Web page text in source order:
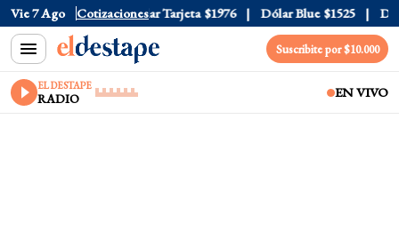
Vie 7 Ago Cotizaciones
Oficial $1520 Dólar Tarjeta $1976 Dólar Blue $1525 Dólar
Suscribite por $10.000
EL DESTAPE
RADIO EN VIVO